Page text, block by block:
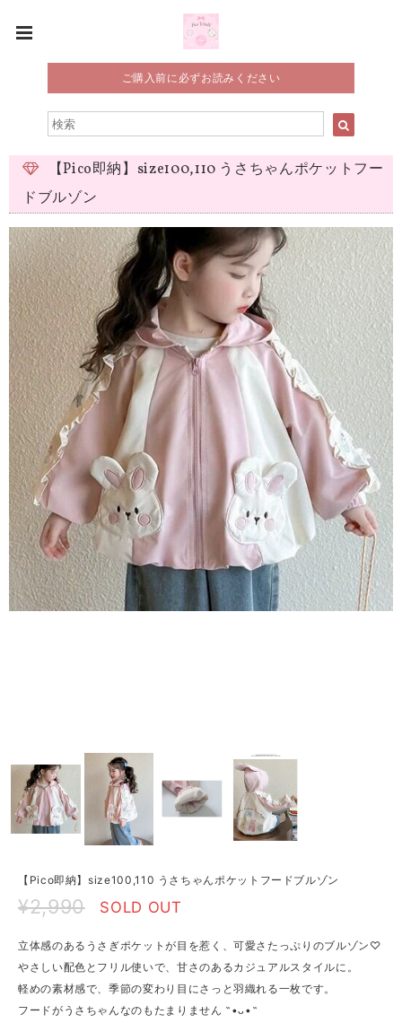
ご購入前に必ずお読みください
【Pico即納】size100,110 うさちゃんポケットフー
ドブルゾン
【Pico即納】size100,110 うさちゃんポケットフードブルゾン
¥2,990 SOLD OUT
立体感のあるうさぎポケットが目を惹く、可愛さたっぷりのブルゾン♡
やさしい配色とフリル使いで、甘さのあるカジュアルスタイルに。
軽めの素材感で、季節の変わり目にさっと羽織れる一枚です。
フードがうさちゃんなのもたまりません ˶•ᴗ•˶